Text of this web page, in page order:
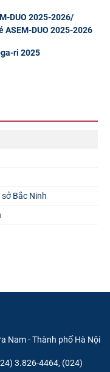
DUO 2025-2026/
DUO 2025-2026
ri 2025
Bắc Ninh
Nam - Thành phố Hà Nội
3.826-4464, (024)